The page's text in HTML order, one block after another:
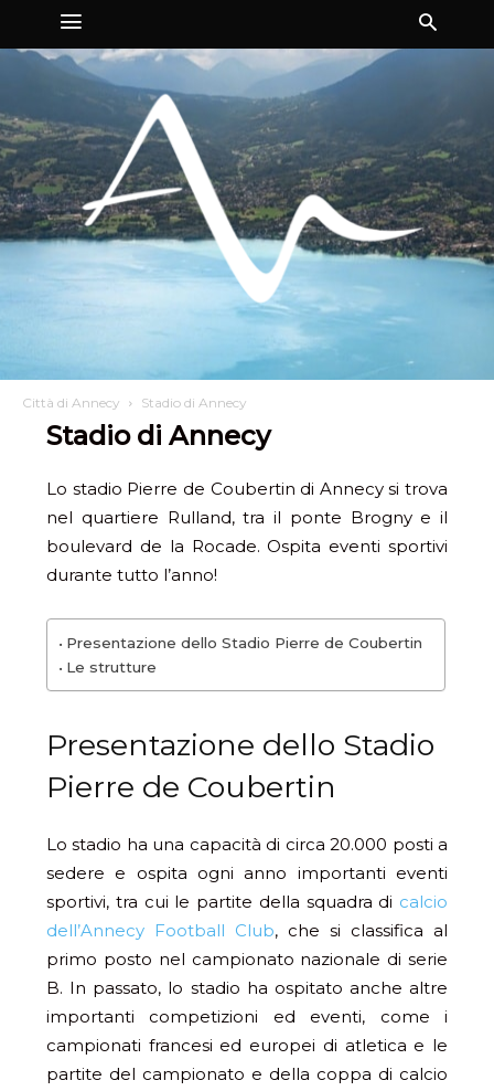
Città di Annecy Stadio di Annecy
Stadio di Annecy
Lo stadio Pierre de Coubertin di Annecy si trova
nel quartiere Rulland, tra il ponte Brogny e il
boulevard de la Rocade. Ospita eventi sportivi
durante tutto l’anno!
Presentazione dello Stadio Pierre de Coubertin
Le strutture
Presentazione dello Stadio
Pierre de Coubertin
Lo stadio ha una capacità di circa 20.000 posti a
sedere e ospita ogni anno importanti eventi
sportivi, tra cui le partite della squadra di calcio
dell’Annecy Football Club, che si classifica al
primo posto nel campionato nazionale di serie
B. In passato, lo stadio ha ospitato anche altre
importanti competizioni ed eventi, come i
campionati francesi ed europei di atletica e le
partite del campionato e della coppa di calcio